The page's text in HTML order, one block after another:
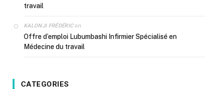
travail
KALONJI FRÉDÉRICon
Offre d’emploi Lubumbashi Infirmier Spécialisé en
Médecine du travail
CATEGORIES